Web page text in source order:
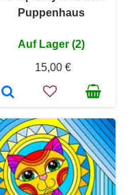
Puppenhaus
Auf Lager (2)
15,00 €